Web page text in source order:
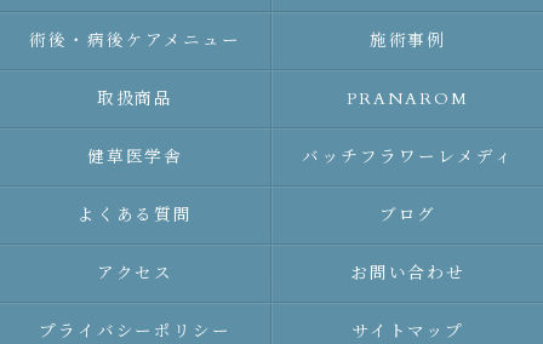
術後・病後ケアメニュー 施術事例
取扱商品 PRANAROM
健草医学舎 バッチフラワーレメディ
よくある質問 ブログ
アクセス お問い合わせ
プライバシーポリシー サイトマップ